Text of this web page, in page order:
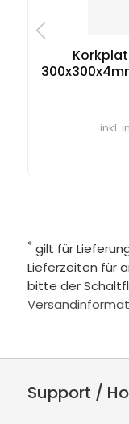
inkl.
* gilt für
Lieferzeiten für
bitte der
Support /